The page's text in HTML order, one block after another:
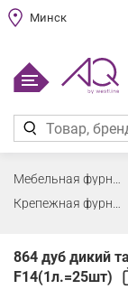
Минск
Крепежная фурнитура, заглушки, воск
864 дуб дикий
F14(1л.=25шт)